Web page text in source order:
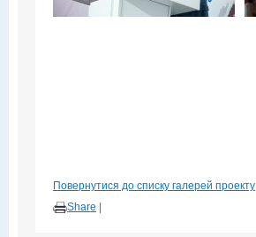
Повернутися до списку галерей проекту
Share